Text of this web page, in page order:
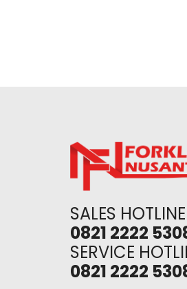
SALES
0821 2222
SERVICE
0821 2222